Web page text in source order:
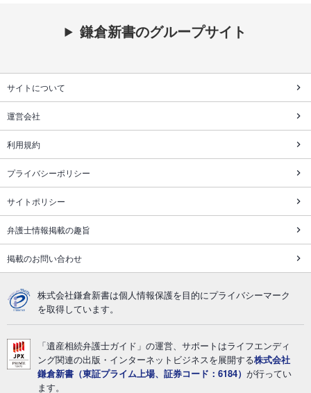
鎌倉新書のグループサイト
サイトについて
運営会社
利用規約
プライバシーポリシー
サイトポリシー
弁護士情報掲載の趣旨
掲載のお問い合わせ
株式会社鎌倉新書は個人情報保護を目的にプライバシーマーク
を取得しています。
「遺産相続弁護士ガイド」の運営、サポートはライフエンディ
ング関連の出版・インターネットビジネスを展開する株式会社
鎌倉新書（東証プライム上場、証券コード：6184） が行ってい
ます。